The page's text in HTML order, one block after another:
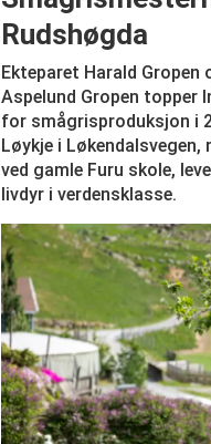
Rudshøgda
Ekteparet Harald Gropen
Aspelund Gropen topper
for smågrisproduksjon i
Løykje i Løkendalsvegen,
ved gamle Furu skole,
livdyr i verdensklasse.